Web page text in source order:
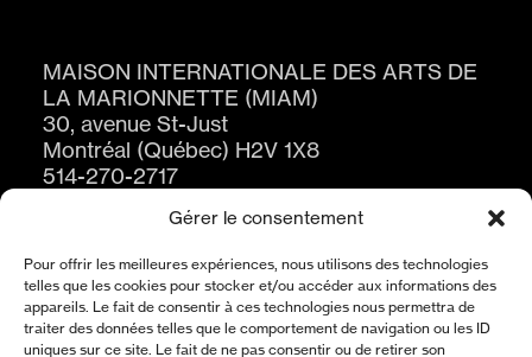
Gérer le consentement
Pour offrir les meilleures expériences, nous utilisons des technologies
telles que les cookies pour stocker et/ou accéder aux informations des
appareils. Le fait de consentir à ces technologies nous permettra de
traiter des données telles que le comportement de navigation ou les ID
uniques sur ce site. Le fait de ne pas consentir ou de retirer son
MAISON INTERNATIONALE DES ARTS DE
LA MARIONNETTE (MIAM)
30, avenue St-Just
Montréal (Québec) H2V 1X8
514-270-2717